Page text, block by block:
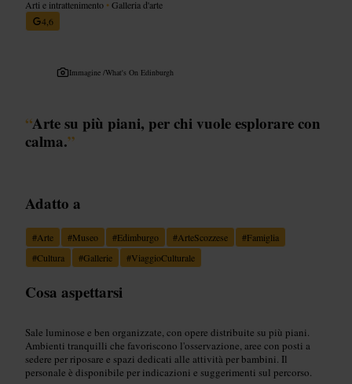
Arti e intrattenimento •Galleria d'arte
4,6
Immagine /What's On Edinburgh
“Arte su più piani, per chi vuole esplorare con
calma.”
Adatto a
#Arte #Museo #Edimburgo #ArteScozzese #Famiglia
#Cultura #Gallerie #ViaggioCulturale
Cosa aspettarsi
Sale luminose e ben organizzate, con opere distribuite su più piani.
Ambienti tranquilli che favoriscono l'osservazione, aree con posti a
sedere per riposare e spazi dedicati alle attività per bambini. Il
personale è disponibile per indicazioni e suggerimenti sul percorso.